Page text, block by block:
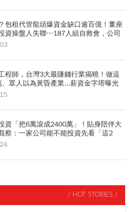
包租代管龍頭爆資金缺口逾百億！董座
資操盤人失聯…187人組自救會，公司
程師，台灣3大最賺錢行業揭曉！做這
眾人以為黃昏產業...薪資金字塔曝光
資「把6萬滾成2400萬」！貼身陪伴大
察：一家公司能不能投資先看「這2
/ HOT STORIES /